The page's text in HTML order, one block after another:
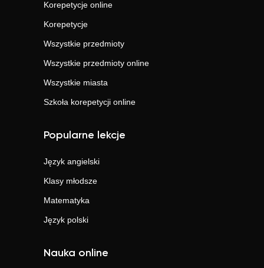
Korepetycje online
Korepetycje
Wszystkie przedmioty
Wszystkie przedmioty online
Wszystkie miasta
Szkoła korepetycji online
Popularne lekcje
Język angielski
Klasy młodsze
Matematyka
Język polski
Nauka online